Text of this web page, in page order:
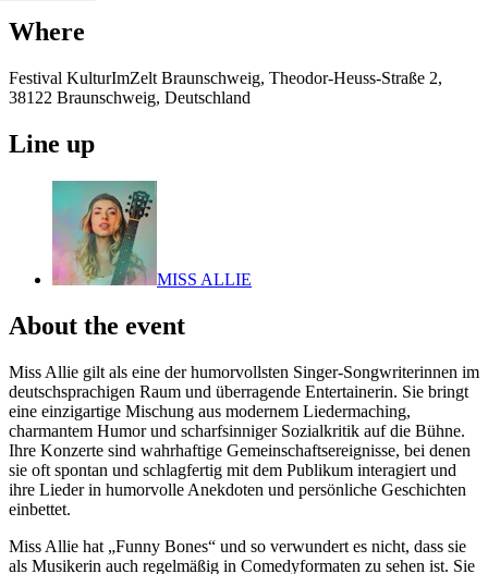
Where
Festival KulturImZelt Braunschweig, Theodor-Heuss-Straße 2,
38122 Braunschweig, Deutschland
Line up
MISS ALLIE
About the event
Miss Allie gilt als eine der humorvollsten Singer-Songwriterinnen im
deutschsprachigen Raum und überragende Entertainerin. Sie bringt
eine einzigartige Mischung aus modernem Liedermaching,
charmantem Humor und scharfsinniger Sozialkritik auf die Bühne.
Ihre Konzerte sind wahrhaftige Gemeinschaftsereignisse, bei denen
sie oft spontan und schlagfertig mit dem Publikum interagiert und
ihre Lieder in humorvolle Anekdoten und persönliche Geschichten
einbettet.
Miss Allie hat „Funny Bones“ und so verwundert es nicht, dass sie
als Musikerin auch regelmäßig in Comedyformaten zu sehen ist. Sie